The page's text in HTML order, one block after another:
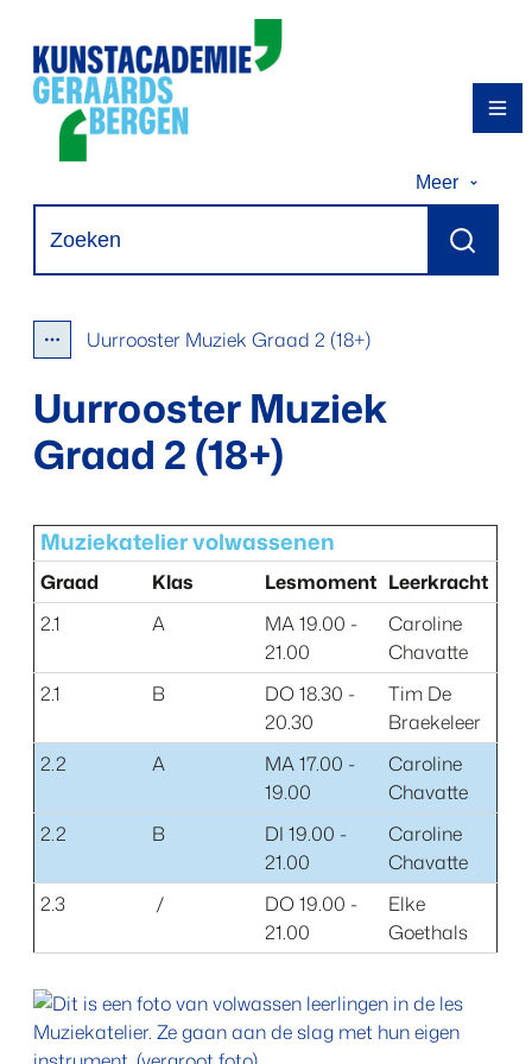
Meer
Zoeken
Toon alle broodkruimel items
Uurrooster Muziek Graad 2 (18+)
Uurrooster Muziek
Graad 2 (18+)
Muziekatelier volwassenen
Graad Klas Lesmoment Leerkracht
2.1
A
MA 19.00 -
21.00
Caroline
Chavatte
2.1
B
DO 18.30 -
20.30
Tim De
Braekeleer
2.2
A
MA 17.00 -
19.00
Caroline
Chavatte
2.2
B
DI 19.00 -
21.00
Caroline
Chavatte
2.3
/
DO 19.00 -
21.00
Elke
Goethals